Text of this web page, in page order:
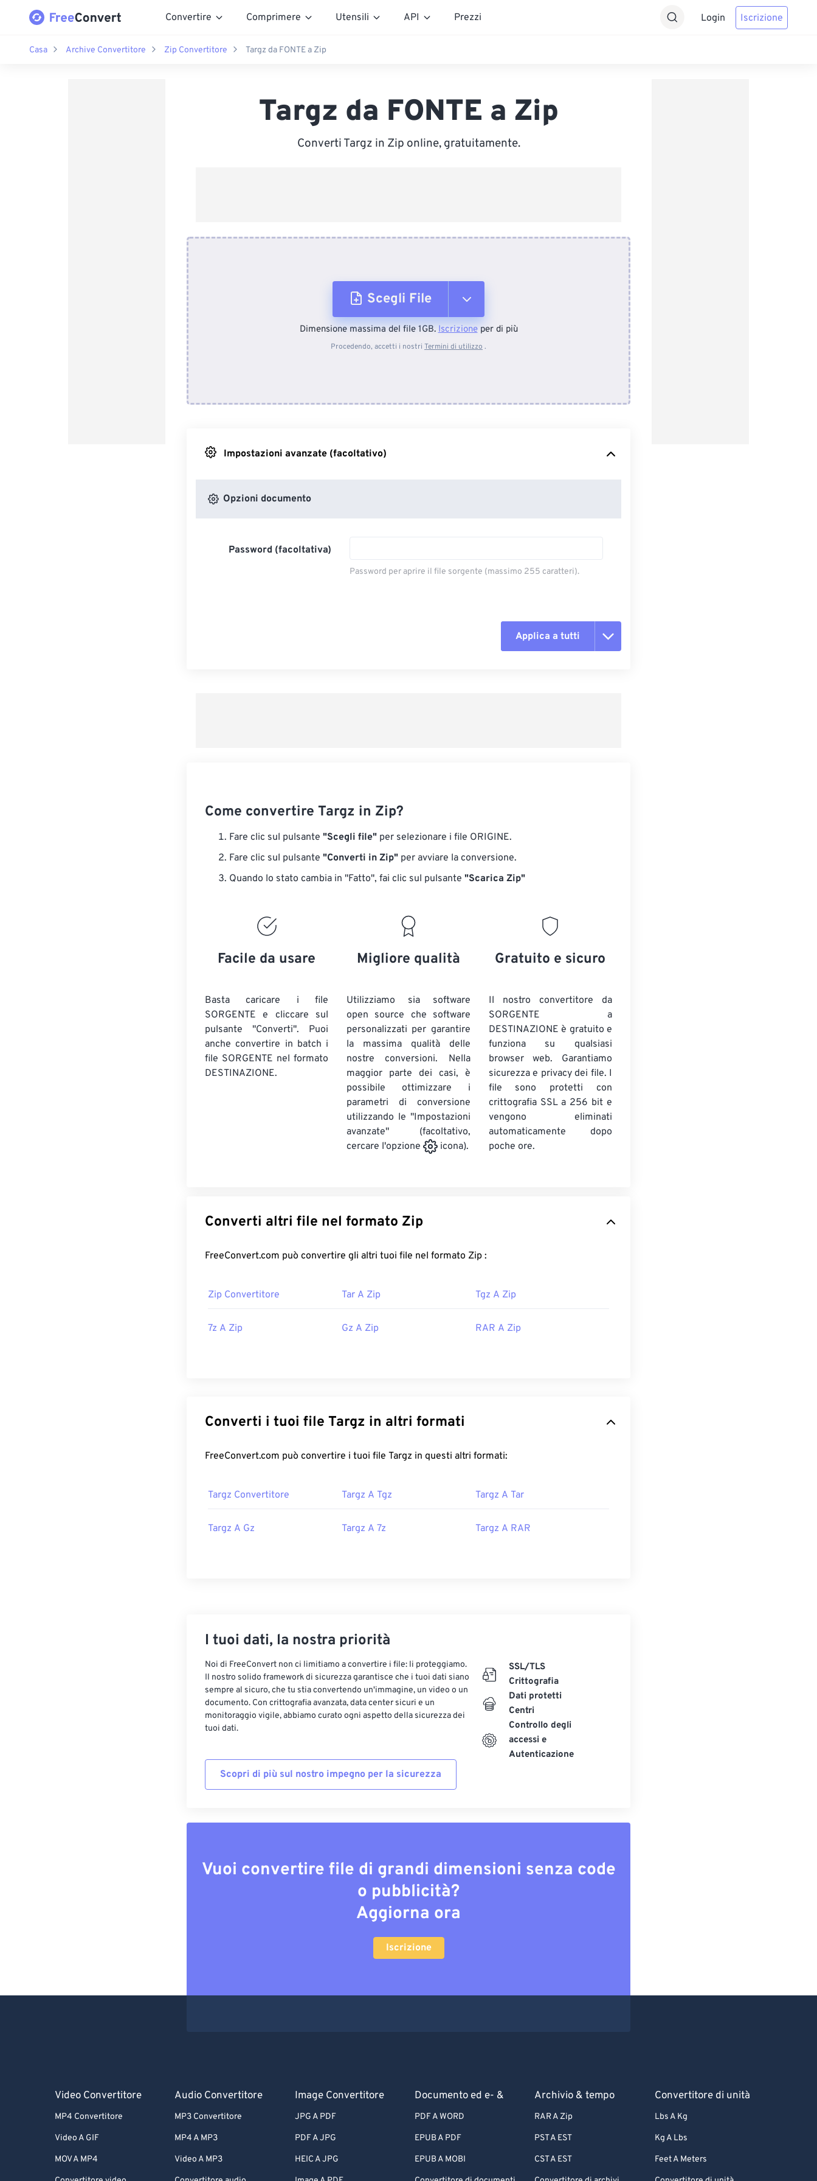
Convertire Comprimere Utensili API Prezzi Login Iscrizione
Casa Archive Convertitore Zip Convertitore Targz da FONTE a Zip
Targz da FONTE a Zip
Converti Targz in Zip online, gratuitamente.
Scegli File
Dal dispositivo
Dimensione massima del file 1GB.Iscrizioneper di più
Procedendo, accetti i nostri Termini di utilizzo .
Impostazioni avanzate (facoltativo)
Opzioni documento
Password (facoltativa)
Password per aprire il file sorgente (massimo 255 caratteri).
Applica a tutti
Come convertire Targz in Zip?
Fare clic sul pulsante "Scegli file" per selezionare i file ORIGINE.
Fare clic sul pulsante "Converti in Zip" per avviare la conversione.
Quando lo stato cambia in "Fatto", fai clic sul pulsante "Scarica Zip"
Facile da usare
Basta caricare i file
SORGENTE e cliccare sul
pulsante "Converti". Puoi
anche convertire in batch i
file SORGENTE nel formato
DESTINAZIONE.
Migliore qualità
Utilizziamo sia software
open source che software
personalizzati per garantire
la massima qualità delle
nostre conversioni. Nella
maggior parte dei casi, è
possibile ottimizzare i
parametri di conversione
utilizzando le "Impostazioni
avanzate" (facoltativo,
cercare l'opzione
icona).
Gratuito e sicuro
Il nostro convertitore da
SORGENTE a
DESTINAZIONE è gratuito e
funziona su qualsiasi
browser web. Garantiamo
sicurezza e privacy dei file. I
file sono protetti con
crittografia SSL a 256 bit e
vengono eliminati
automaticamente dopo
poche ore.
Converti altri file nel formato Zip
FreeConvert.com può convertire gli altri tuoi file nel formato Zip :
Zip Convertitore Tar A Zip Tgz A Zip
7z A Zip Gz A Zip RAR A Zip
Converti i tuoi file Targz in altri formati
FreeConvert.com può convertire i tuoi file Targz in questi altri formati:
Targz Convertitore Targz A Tgz Targz A Tar
Targz A Gz Targz A 7z Targz A RAR
I tuoi dati, la nostra priorità
Noi di FreeConvert non ci limitiamo a convertire i file: li proteggiamo.
Il nostro solido framework di sicurezza garantisce che i tuoi dati siano
sempre al sicuro, che tu stia convertendo un'immagine, un video o un
documento. Con crittografia avanzata, data center sicuri e un
monitoraggio vigile, abbiamo curato ogni aspetto della sicurezza dei
tuoi dati.
Scopri di più sul nostro impegno per la sicurezza
SSL/TLS
Crittografia
Dati protetti
Centri
Controllo degli
accessi e
Autenticazione
Vuoi convertire file di grandi dimensioni senza code
o pubblicità?
Aggiorna ora
Iscrizione
Video Convertitore
MP4 Convertitore
Video A GIF
MOV A MP4
Audio Convertitore
MP3 Convertitore
MP4 A MP3
Video A MP3
Image Convertitore
JPG A PDF
PDF A JPG
HEIC A JPG
Documento ed e- &
PDF A WORD
EPUB A PDF
EPUB A MOBI
Archivio & tempo
RAR A Zip
PST A EST
CST A EST
Convertitore di unità
Lbs A Kg
Kg A Lbs
Feet A Meters